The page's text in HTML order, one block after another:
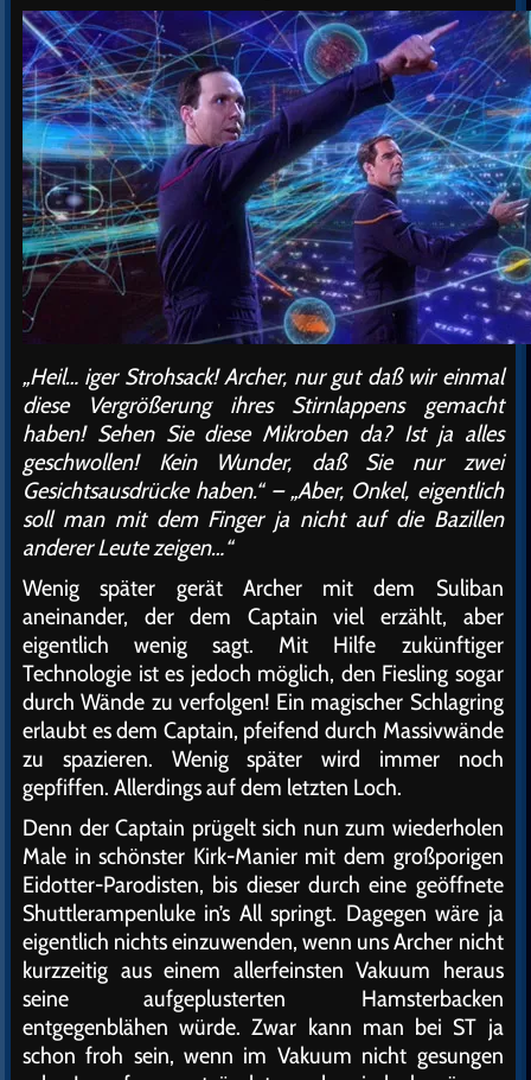
„Heil… iger Strohsack! Archer, nur gut daß wir einmal
diese Vergrößerung ihres Stirnlappens gemacht
haben! Sehen Sie diese Mikroben da? Ist ja alles
geschwollen! Kein Wunder, daß Sie nur zwei
Gesichtsausdrücke haben.“ – „Aber, Onkel, eigentlich
soll man mit dem Finger ja nicht auf die Bazillen
anderer Leute zeigen…“
Wenig später gerät Archer mit dem Suliban
aneinander, der dem Captain viel erzählt, aber
eigentlich wenig sagt. Mit Hilfe zukünftiger
Technologie ist es jedoch möglich, den Fiesling sogar
durch Wände zu verfolgen! Ein magischer Schlagring
erlaubt es dem Captain, pfeifend durch Massivwände
zu spazieren. Wenig später wird immer noch
gepfiffen. Allerdings auf dem letzten Loch.
Denn der Captain prügelt sich nun zum wiederholen
Male in schönster Kirk-Manier mit dem großporigen
Eidotter-Parodisten, bis dieser durch eine geöffnete
Shuttlerampenluke in’s All springt. Dagegen wäre ja
eigentlich nichts einzuwenden, wenn uns Archer nicht
kurzzeitig aus einem allerfeinsten Vakuum heraus
seine aufgeplusterten Hamsterbacken
entgegenblähen würde. Zwar kann man bei ST ja
schon froh sein, wenn im Vakuum nicht gesungen